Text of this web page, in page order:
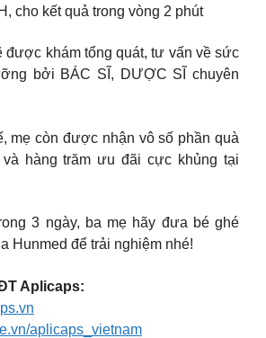
cho kết quả trong vòng 2 phút
được khám tổng quát, tư vấn về sức
bởi BÁC SĨ, DƯỢC SĨ chuyên
mẹ còn được nhận vô số phần quà
hàng trăm ưu đãi cực khủng tại
3 ngày, ba mẹ hãy đưa bé ghé
Hunmed để trải nghiệm nhé!
Aplicaps:
aplicaps_vietnam